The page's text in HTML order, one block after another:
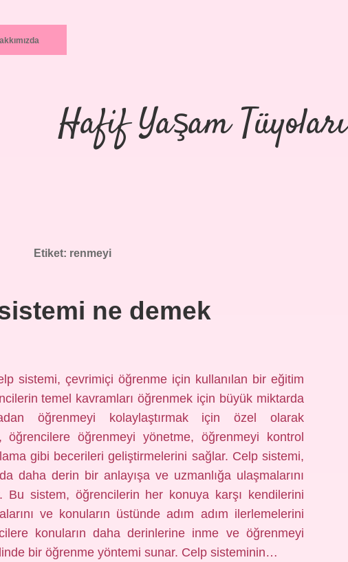
Hafif Yaşam Tüyoları
Etiket: renmeyi
ne demek
sistemi, çevrimiçi öğrenme için kullanılan bir eğitim
temel kavramları öğrenmek için büyük miktarda
öğrenmeyi kolaylaştırmak için özel olarak
öğrencilere öğrenmeyi yönetme, öğrenmeyi kontrol
gibi becerileri geliştirmelerini sağlar. Celp sistemi,
daha derin bir anlayışa ve uzmanlığa ulaşmalarını
Bu sistem, öğrencilerin her konuya karşı kendilerini
ve konuların üstünde adım adım ilerlemelerini
konuların daha derinlerine inme ve öğrenmeyi
bir öğrenme yöntemi sunar. Celp sisteminin…